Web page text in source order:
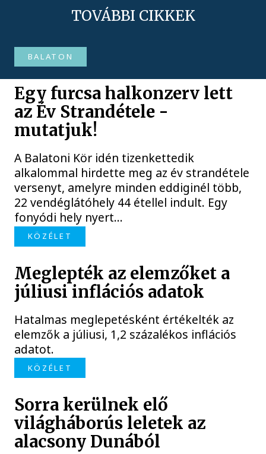
TOVÁBBI CIKKEK
BALATON
Egy furcsa halkonzerv lett
az Év Strandétele -
mutatjuk!
A Balatoni Kör idén tizenkettedik
alkalommal hirdette meg az év strandétele
versenyt, amelyre minden eddiginél több,
22 vendéglátóhely 44 étellel indult. Egy
fonyódi hely nyert...
KÖZÉLET
Meglepték az elemzőket a
júliusi inflációs adatok
Hatalmas meglepetésként értékelték az
elemzők a júliusi, 1,2 százalékos inflációs
adatot.
KÖZÉLET
Sorra kerülnek elő
világháborús leletek az
alacsony Dunából